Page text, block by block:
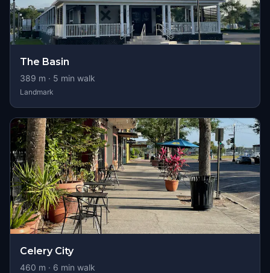
The Basin
389 m · 5 min walk
Landmark
Celery City
460 m · 6 min walk